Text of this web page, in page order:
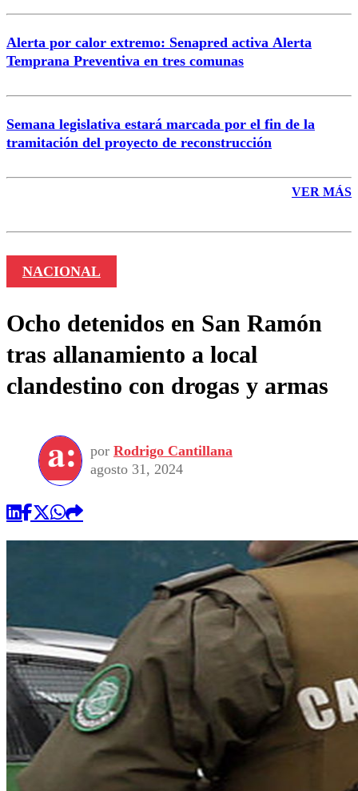
Alerta por calor extremo: Senapred activa Alerta
Temprana Preventiva en tres comunas
Semana legislativa estará marcada por el fin de la
tramitación del proyecto de reconstrucción
VER MÁS
NACIONAL
Ocho detenidos en San Ramón
tras allanamiento a local
clandestino con drogas y armas
por Rodrigo Cantillana
agosto 31, 2024